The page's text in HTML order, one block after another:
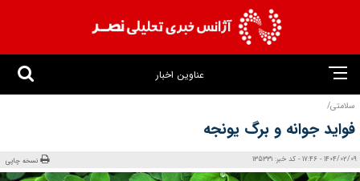
عناوین اخبار
سلامتی/
فواید جوانه و برگ یونجه
1404/02/09 - 17:46 - کد خبر: 135331 نسخه چاپی